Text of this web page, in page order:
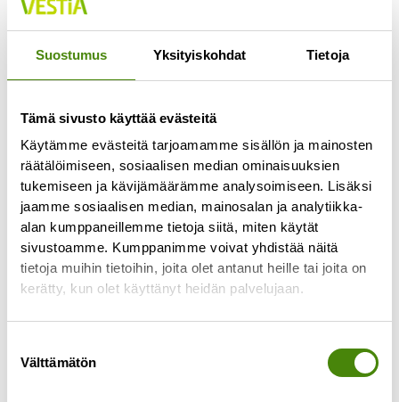
Suostumus Yksityiskohdat Tietoja
Tämä sivusto käyttää evästeitä
Käytämme evästeitä tarjoamamme sisällön ja mainosten
räätälöimiseen, sosiaalisen median ominaisuuksien
tukemiseen ja kävijämäärämme analysoimiseen. Lisäksi
jaamme sosiaalisen median, mainosalan ja analytiikka-
alan kumppaneillemme tietoja siitä, miten käytät
sivustoamme. Kumppanimme voivat yhdistää näitä
tietoja muihin tietoihin, joita olet antanut heille tai joita on
kerätty, kun olet käyttänyt heidän palvelujaan.
valinta
Välttämätön
Jokaisella lajittelupihalla pääsee vähintään
kerran viikossa
Lue lisää »